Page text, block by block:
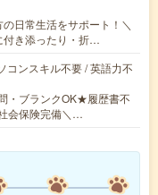
日常生活をサポート！＼
き添ったり・折…
コンスキル不要 / 英語力不
・ブランクOK★履歴書不
会保険完備＼…